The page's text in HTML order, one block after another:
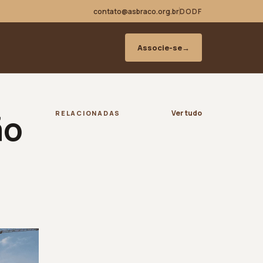
contato@asbraco.org.brDODF
Associe-se→
RELACIONADAS Ver tudo